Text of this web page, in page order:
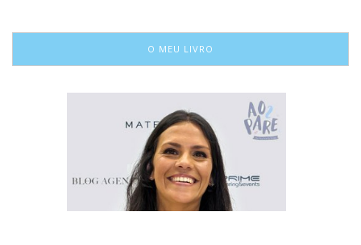
O MEU LIVRO